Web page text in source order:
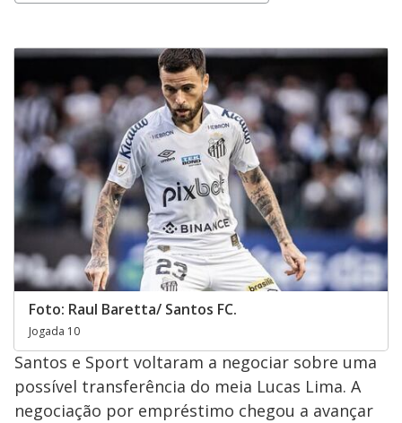
Foto: Raul Baretta/ Santos FC.
Jogada 10
Santos e Sport voltaram a negociar sobre uma
possível transferência do meia Lucas Lima. A
negociação por empréstimo chegou a avançar